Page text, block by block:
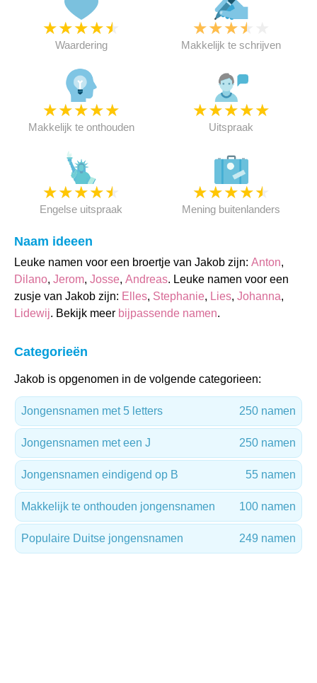
★★★★★
Waardering
★★★★
Makkelijk te schrijven
★★★★★
Makkelijk te onthouden
★★★★★
Uitspraak
★★★★★
Engelse uitspraak
★★★★★
Mening buitenlanders
Naam ideeen
Leuke namen voor een broertje van Jakob zijn: Anton,
Dilano, Jerom, Josse, Andreas. Leuke namen voor een
zusje van Jakob zijn: Elles, Stephanie, Lies, Johanna,
Lidewij. Bekijk meer bijpassende namen.
Categorieën
Jakob is opgenomen in de volgende categorieen:
Jongensnamen met 5 letters 250 namen
Jongensnamen met een J 250 namen
Jongensnamen eindigend op B 55 namen
Makkelijk te onthouden jongensnamen 100 namen
Populaire Duitse jongensnamen 249 namen